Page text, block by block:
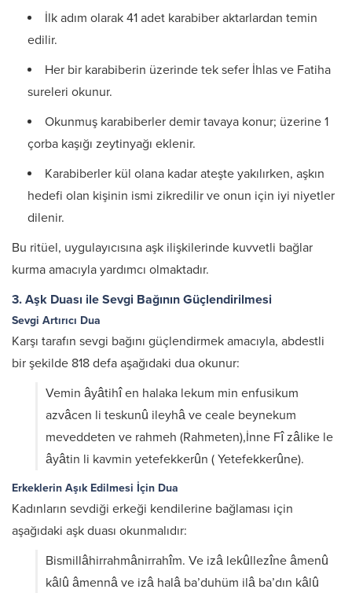
İlk adım olarak 41 adet karabiber aktarlardan temin
edilir.
Her bir karabiberin üzerinde tek sefer İhlas ve Fatiha
sureleri okunur.
Okunmuş karabiberler demir tavaya konur; üzerine 1
çorba kaşığı zeytinyağı eklenir.
Karabiberler kül olana kadar ateşte yakılırken, aşkın
hedefi olan kişinin ismi zikredilir ve onun için iyi niyetler
dilenir.
Bu ritüel, uygulayıcısına aşk ilişkilerinde kuvvetli bağlar
kurma amacıyla yardımcı olmaktadır.
3. Aşk Duası ile Sevgi Bağının Güçlendirilmesi
Sevgi Artırıcı Dua
Karşı tarafın sevgi bağını güçlendirmek amacıyla, abdestli
bir şekilde 818 defa aşağıdaki dua okunur:
Vemin âyâtihî en halaka lekum min enfusikum
azvâcen li teskunû ileyhâ ve ceale beynekum
meveddeten ve rahmeh (Rahmeten),İnne Fî zâlike le
âyâtin li kavmin yetefekkerûn ( Yetefekkerûne).
Erkeklerin Aşık Edilmesi İçin Dua
Kadınların sevdiği erkeği kendilerine bağlaması için
aşağıdaki aşk duası okunmalıdır:
Bismillâhirrahmânirrahîm. Ve izâ lekûllezîne âmenû
kâlû âmennâ ve izâ halâ ba’duhüm ilâ ba’dın kâlû